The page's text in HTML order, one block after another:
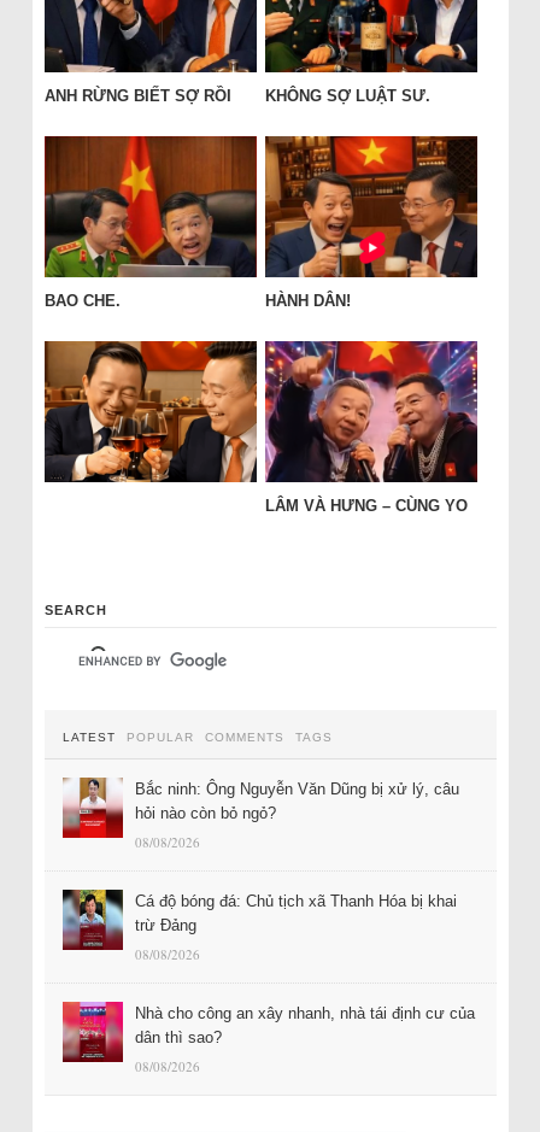
ANH RỪNG BIẾT SỢ RỒI KHÔNG SỢ LUẬT SƯ.
BAO CHE. HÀNH DÂN!
LÂM VÀ HƯNG – CÙNG YO
SEARCH
LATEST POPULAR COMMENTS TAGS
Bắc ninh: Ông Nguyễn Văn Dũng bị xử lý, câu
hỏi nào còn bỏ ngỏ?
08/08/2026
Cá độ bóng đá: Chủ tịch xã Thanh Hóa bị khai
trừ Đảng
08/08/2026
Nhà cho công an xây nhanh, nhà tái định cư của
dân thì sao?
08/08/2026